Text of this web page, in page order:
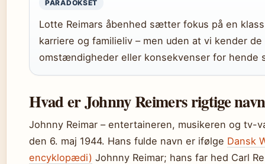
PARADOKSET
Lotte Reimars åbenhed sætter fokus på en
karriere og familieliv – men uden at vi kender
omstændigheder eller konsekvenser for hende
Hvad er Johnny Reimers rigtige
Johnny Reimar – entertaineren, musikeren og tv-
den 6. maj 1944. Hans fulde navn er ifølge Dansk
encyklopædi) Johnny Reimar; hans far hed Carl